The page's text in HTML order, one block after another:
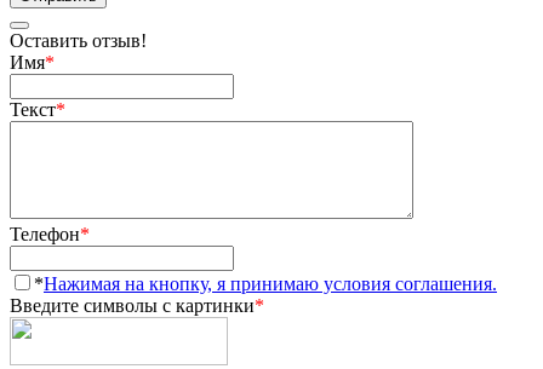
Оставить отзыв!
Имя*
Текст*
Телефон*
*Нажимая на кнопку, я принимаю условия соглашения.
Введите символы с картинки*